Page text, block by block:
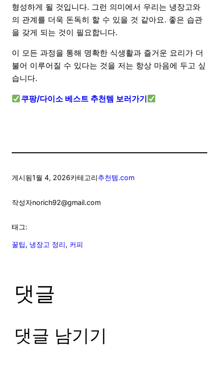
형성하게 될 것입니다. 그런 의미에서 우리는 냉장고와
의 관계를 더욱 돈독히 할 수 있을 것 같아요. 좋은 습관
을 갖게 되는 것이 필요합니다.
이 모든 과정을 통해 명확한 식생활과 즐거운 요리가 더
불어 이루어질 수 있다는 것을 저는 항상 마음에 두고 싶
습니다.
쿠팡/다이소 베스트 추천템 보러가기
게시됨1월 4, 2026카테고리추천템.com
작성자norich92@gmail.com
태그:
꿀팁, 냉장고 정리, 커피
댓글
댓글 남기기